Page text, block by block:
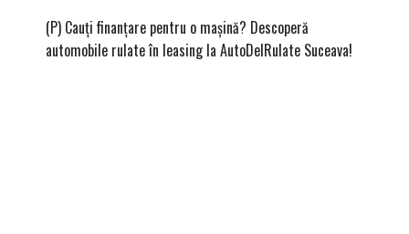
(P) Cauți finanțare pentru o mașină? Descoperă
automobile rulate în leasing la AutoDelRulate Suceava!